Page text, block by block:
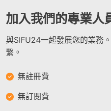
加入我們的專業人
與SIFU24一起發展您的業務
繫。
無註冊費
無訂閱費